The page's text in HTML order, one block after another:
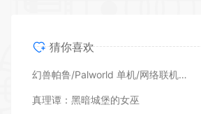
猜你喜欢
幻兽帕鲁/Palworld 单机/网络联机 （更新v1.0.1.10619）
真理谭：黑暗城堡的女巫